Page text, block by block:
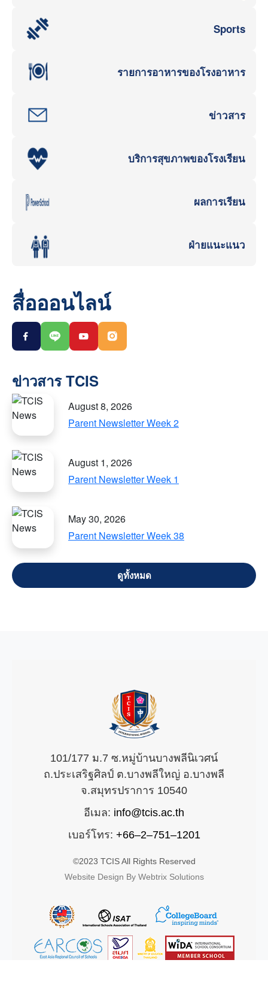
Sports
รายการอาหารของโรงอาหาร
ข่าวสาร
บริการสุขภาพของโรงเรียน
ผลการเรียน
ฝ่ายแนะแนว
สื่อออนไลน์
August 8, 2026
Parent Newsletter Week 2
August 1, 2026
Parent Newsletter Week 1
May 30, 2026
Parent Newsletter Week 38
VIEW ALL
101/177 ม.7 ซ.หมู่บ้านบางพลีนิเวศน์
ถ.ประเสริฐศิลป์ ต.บางพลีใหญ่ อ.บางพลี
จ.สมุทรปราการ 10540
อีเมล: info@tcis.ac.th
เบอร์โทร: +66–2–751–1201
©2023 TCIS All Rights Reserved
Website Design By Webtrix Solutions